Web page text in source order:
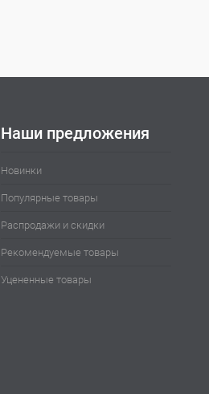
Наши предложения
Новинки
Популярные товары
Распродажи и скидки
Рекомендуемые товары
Уцененные товары